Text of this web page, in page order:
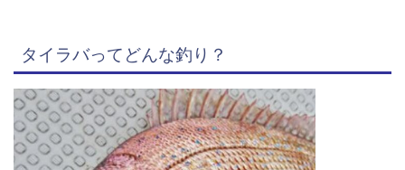
タイラバってどんな釣り？